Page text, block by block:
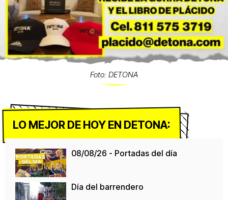
Foto: DETONA
LO MEJOR DE HOY EN DETONA:
08/08/26 - Portadas del día
Día del barrendero